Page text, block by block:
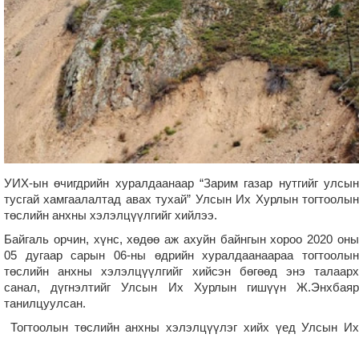
УИХ-ын өчигдрийн хуралдаанаар “Зарим газар нутгийг улсын
тусгай хамгаалалтад авах тухай” Улсын Их Хурлын тогтоолын
төслийн анхны хэлэлцүүлгийг хийлээ.
Байгаль орчин, хүнс, хөдөө аж ахуйн байнгын хороо 2020 оны
05 дугаар сарын 06-ны өдрийн хуралдаанаараа тогтоолын
төслийн анхны хэлэлцүүлгийг хийсэн бөгөөд энэ талаарх
санал, дүгнэлтийг Улсын Их Хурлын гишүүн Ж.Энхбаяр
танилцуулсан.
Тогтоолын төслийн анхны хэлэлцүүлэг хийх үед Улсын Их